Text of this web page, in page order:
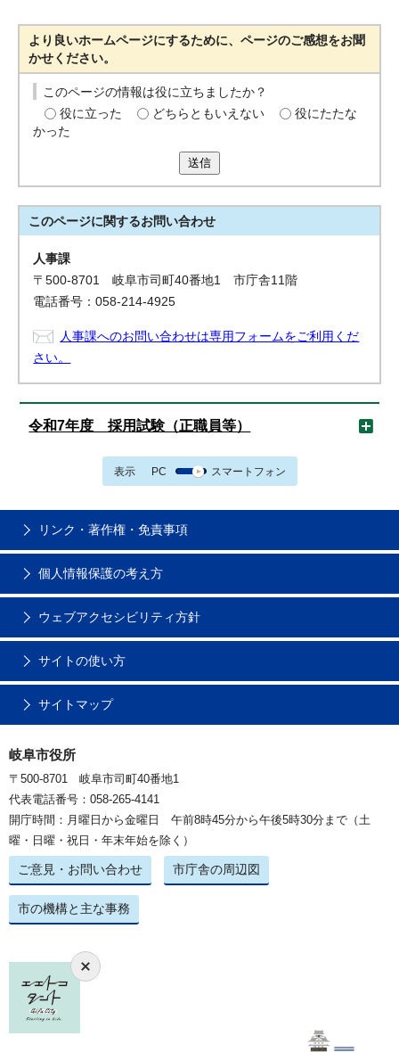
より良いホームページにするために、ページのご感想をお聞
かせください。
このページの情報は役に立ちましたか？
役に立った
どちらともいえない
役にたたな
かった
送信
このページに関するお問い合わせ
人事課
〒500-8701 岐阜市司町40番地1 市庁舎11階
電話番号：058-214-4925
人事課へのお問い合わせは専用フォームをご利用くだ
さい。
令和7年度 採用試験（正職員等）
表示 PC スマートフォン
リンク・著作権・免責事項
個人情報保護の考え方
ウェブアクセシビリティ方針
サイトの使い方
サイトマップ
岐阜市役所
〒500-8701 岐阜市司町40番地1
代表電話番号：058-265-4141
開庁時間：月曜日から金曜日 午前8時45分から午後5時30分まで（土
曜・日曜・祝日・年末年始を除く）
ご意見・お問い合わせ 市庁舎の周辺図
市の機構と主な事務